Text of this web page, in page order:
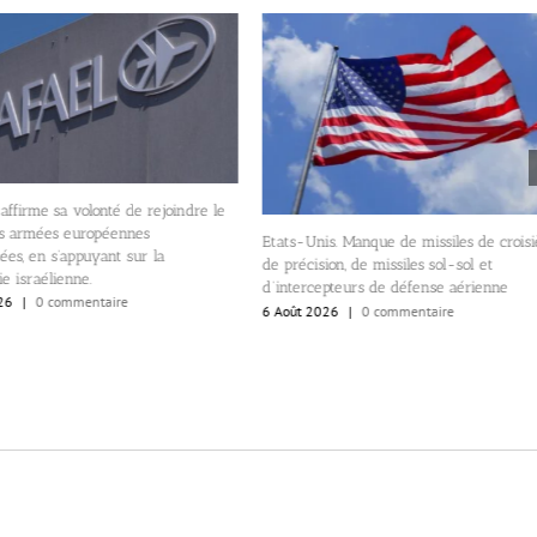
sa volonté de rejoindre le
armées européennes
en s’appuyant sur la
israélienne.
| 0 commentaire
Etats-Unis. Manque de missiles de
de précision, de missiles sol-sol et
d’intercepteurs de défense aérienne
6 Août 2026 | 0 commentaire